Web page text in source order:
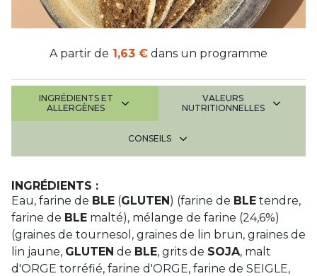
A partir de 1,63 € dans un programme
INGRÉDIENTS ET
ALLERGÈNES
VALEURS
NUTRITIONNELLES
CONSEILS
INGRÉDIENTS :
Eau, farine de BLE (GLUTEN) (farine de BLE tendre,
farine de BLE malté), mélange de farine (24,6%)
(graines de tournesol, graines de lin brun, graines de
lin jaune, GLUTEN de BLE, grits de SOJA, malt
d'ORGE torréfié, farine d'ORGE, farine de SEIGLE,